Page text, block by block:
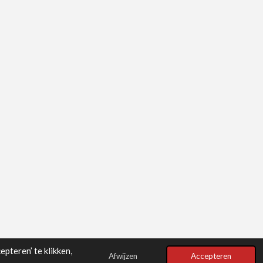
te klikken,
Afwijzen Accepteren